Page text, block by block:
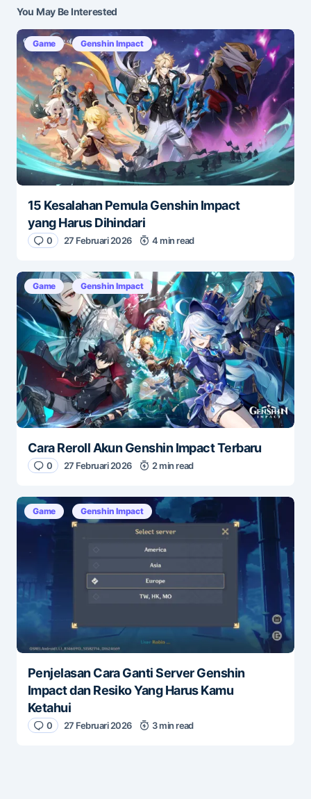
You May Be Interested
Game Genshin Impact
15 Kesalahan Pemula Genshin Impact
yang Harus Dihindari
0 27 Februari 2026 4 min read
Game Genshin Impact
Cara Reroll Akun Genshin Impact Terbaru
0 27 Februari 2026 2 min read
Game Genshin Impact
Penjelasan Cara Ganti Server Genshin
Impact dan Resiko Yang Harus Kamu
Ketahui
0 27 Februari 2026 3 min read